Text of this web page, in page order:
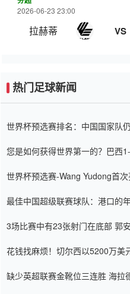
2026-06-23 23:00
拉赫蒂 VS
热门足球新闻
世界杯预选赛排名：中国国家队
您是如何获得世界第一的？巴西
世界杯预选赛-Wang Yudong首
最佳中国超级联赛球队：港口的
3场比赛中有23张射门在底部 郭
花钱找麻烦！切尔西以5200万美
缺少英超联赛金靴位三连胜 海拉